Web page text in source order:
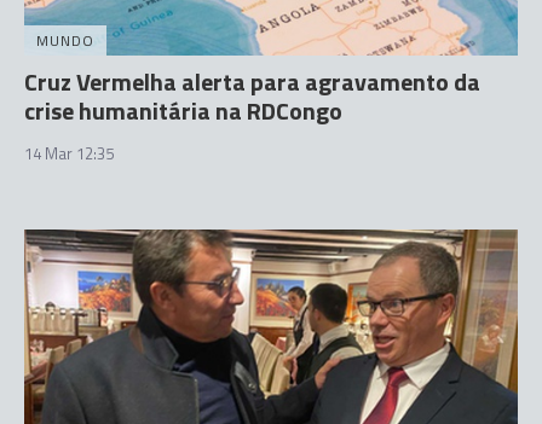
MUNDO
Cruz Vermelha alerta para agravamento da
crise humanitária na RDCongo
14 Mar 12:35